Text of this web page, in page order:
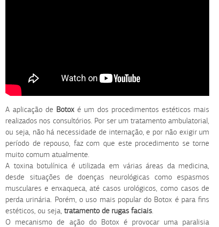
A aplicação de Botox é um dos procedimentos estéticos mais
realizados nos consultórios. Por ser um tratamento ambulatorial,
ou seja, não há necessidade de internação, e por não exigir um
período de repouso, faz com que este procedimento se torne
muito comum atualmente.
A toxina botulínica é utilizada em várias áreas da medicina,
desde situações de doenças neurológicas como espasmos
musculares e enxaqueca, até casos urológicos, como casos de
perda urinária. Porém, o uso mais popular do Botox é para fins
estéticos, ou seja,tratamento de rugas faciais.
O mecanismo de ação do Botox é provocar uma paralisia